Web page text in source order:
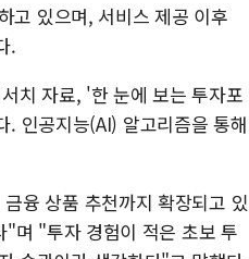
고 있으며, 서비스 제공 이후
.
치 자료, '한 눈에 보는 투자포
인공지능(AI) 알고리즘을 통해
융 상품 추천까지 확장되고 있
"며 "투자 경험이 적은 초보 투